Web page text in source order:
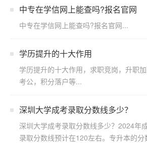
中专在学信网上能查吗?报名官网
中专在学信网上能查吗?报名官网...
学历提升的十大作用
学历提升的十大作用，求职竞岗，升职
考公，积分落户等...
深圳大学成考录取分数线多少？
深圳大学成考录取分数线多少？2024年
录取分数线预计在120左右。专升本的